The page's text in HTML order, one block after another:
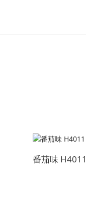
番茄味 H4011